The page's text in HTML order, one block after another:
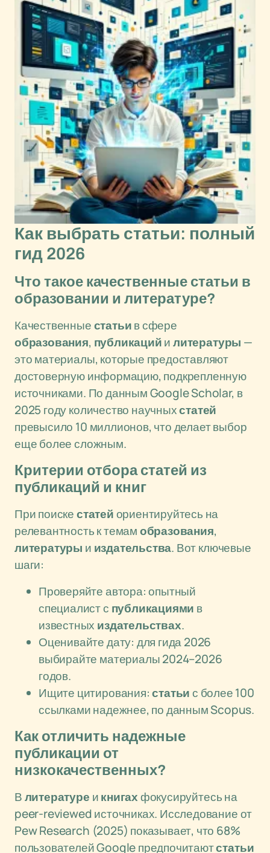
Как выбрать статьи: полный
гид 2026
Что такое качественные статьи в
образовании и литературе?
Качественныестатьив сфере
образования, публикацийилитературы —
это материалы, которые предоставляют
достоверную информацию, подкрепленную
источниками. По данным Google Scholar, в
2025 году количество научныхстатей
превысило 10 миллионов, что делает выбор
еще более сложным.
Критерии отбора статей из
публикаций и книг
При поискестатейориентируйтесь на
релевантность к темамобразования,
литературы и издательства. Вот ключевые
шаги:
Проверяйте автора: опытный
специалист с публикациями в
известных издательствах.
Оценивайте дату: для гида 2026
выбирайте материалы 2024–2026
годов.
Ищите цитирования:статьис более 100
ссылками надежнее, по данным Scopus.
Как отличить надежные
публикации от
низкокачественных?
Влитературе икнигахфокусируйтесь на
peer-reviewed источниках. Исследование от
Pew Research (2025) показывает, что 68%
пользователей Google предпочитаютстатьи